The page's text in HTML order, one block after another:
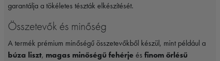
garantálja a tökéletes tészták elkészítését.
Összetevők és minőség
A termék prémium minőségű összetevőkből készül, mint például a
búza liszt, magas minőségű fehérje és finom őrlésű